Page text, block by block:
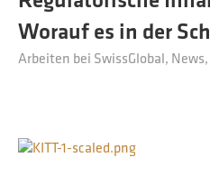
Technische Übersetzungen
Worauf es in der
Arbeiten bei SwissGlobal News